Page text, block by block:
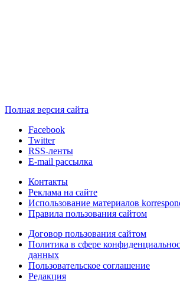
Полная версия сайта
Facebook
Twitter
RSS-ленты
E-mail рассылка
Контакты
Реклама на сайте
Использование материалов
Правила пользования сайтом
Договор пользования сайтом
Политика в сфере
данных
Пользовательское соглашение
Редакция